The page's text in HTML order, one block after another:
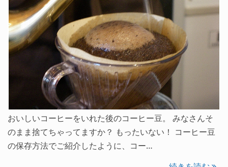
おいしいコーヒーをいれた後のコーヒー豆。 みなさんそ
のまま捨てちゃってますか？ もったいない！ コーヒー豆
の保存方法でご紹介したように、コー…